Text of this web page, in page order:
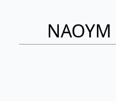
ΝΑΟΥΜ